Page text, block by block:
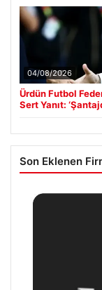
04/08/2026
Ürdün Futbol
Sert Yanıt:
Son Eklenen